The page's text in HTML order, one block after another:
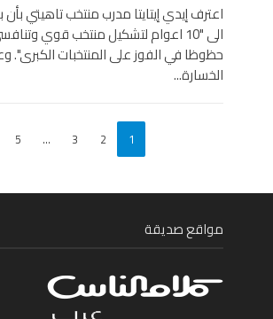
اعترف إيدي إيتايتا مدرب منتخب تاهيتي
الى "10 اعوام لتشكيل منتخب قوي
حظوظا في الفوز على المنتخبات الكبرى".
الخسارة...
1
2
3
…
5
مواقع صديقة